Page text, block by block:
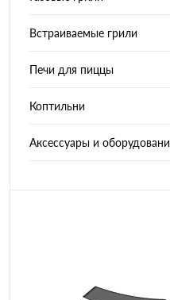
Встраиваемые грили
Печи для пиццы
Коптильни
Аксессуары и